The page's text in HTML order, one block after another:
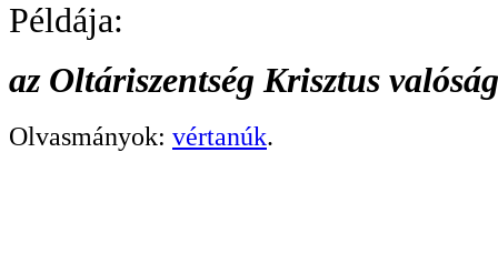
Példája:
az Oltáriszentség Krisztus
Olvasmányok: vértanúk.